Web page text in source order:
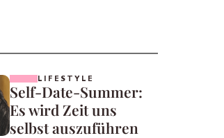
LIFESTYLE
Self-Date-Summer:
Es wird Zeit uns
selbst auszuführen